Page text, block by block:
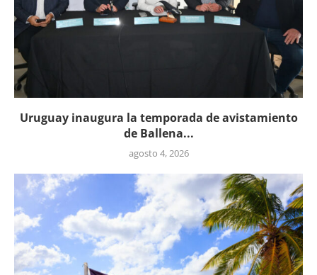
Uruguay inaugura la temporada de avistamiento
de Ballena...
agosto 4, 2026